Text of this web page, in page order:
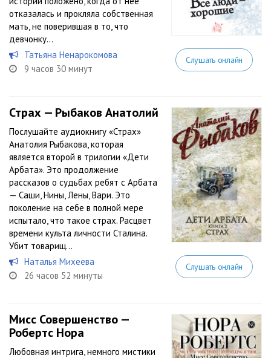
отказалась и прокляла собственная
мать, не поверившая в то, что
девчонку...
Татьяна Ненарокомова
9 часов 30 минут
Слушать онлайн
Страх — Рыбаков Анатолий
Послушайте аудиокнигу «Страх»
Анатолия Рыбакова, которая
является второй в трилогии «Дети
Арбата». Это продолжение
рассказов о судьбах ребят с Арбата
— Саши, Нины, Лены, Вари. Это
поколение на себе в полной мере
испытало, что такое страх. Расцвет
времени культа личности Сталина.
Убит товарищ...
Наталья Михеева
26 часов 52 минуты
Слушать онлайн
Мисс Совершенство —
Робертс Нора
Любовная интрига, немного мистики